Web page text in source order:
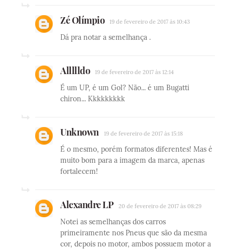
Zé Olímpio 19 de fevereiro de 2017 às 10:43
Dá pra notar a semelhança .
Allllldo 19 de fevereiro de 2017 às 12:14
É um UP, é um Gol? Não... é um Bugatti
chiron... Kkkkkkkkk
Unknown 19 de fevereiro de 2017 às 15:18
É o mesmo, porém formatos diferentes! Mas é
muito bom para a imagem da marca, apenas
fortalecem!
Alexandre LP 20 de fevereiro de 2017 às 08:29
Notei as semelhanças dos carros
primeiramente nos Pneus que são da mesma
cor, depois no motor, ambos possuem motor a